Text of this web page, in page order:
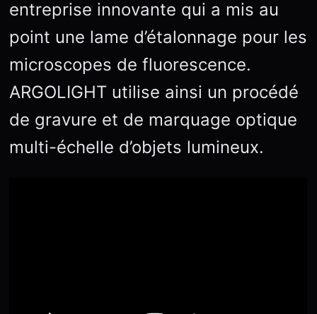
entreprise innovante qui a mis au
point une lame d’étalonnage pour les
microscopes de fluorescence.
ARGOLIGHT utilise ainsi un procédé
de gravure et de marquage optique
multi-échelle d’objets lumineux.